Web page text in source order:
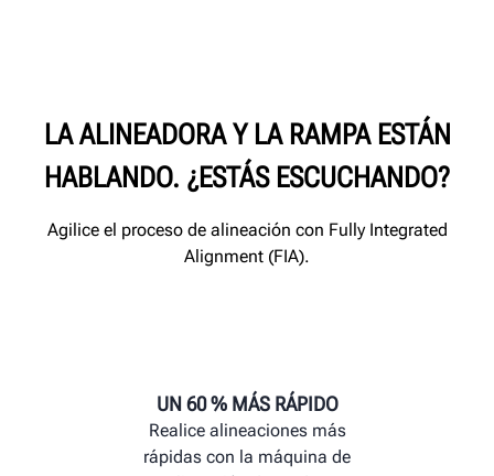
LA ALINEADORA Y LA RAMPA ESTÁN
HABLANDO. ¿ESTÁS ESCUCHANDO?
Agilice el proceso de alineación con Fully Integrated
Alignment (FIA).
UN 60 % MÁS RÁPIDO
Realice alineaciones más
rápidas con la máquina de